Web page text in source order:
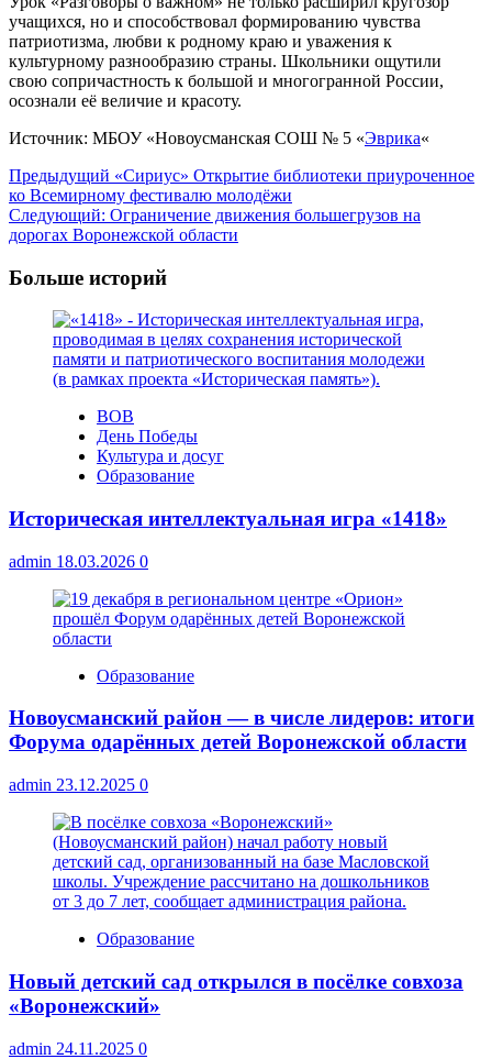
учащихся, но и способствовал формированию чувства
патриотизма, любви к родному краю и уважения к
культурному разнообразию страны. Школьники ощутили
свою сопричастность к большой и многогранной России,
осознали её величие и красоту.
Источник: МБОУ «Новоусманская СОШ № 5 «Эврика«
Навигация
записи
Предыдущий «Сириус» Открытие библиотеки приуроченное
ко Всемирному фестивалю молодёжи
Следующий: Ограничение движения большегрузов на
дорогах Воронежской области
Больше историй
ВОВ
День Победы
Культура и досуг
Образование
Историческая интеллектуальная игра «1418»
admin 18.03.2026 0
Образование
Новоусманский район — в числе лидеров: итоги
Форума одарённых детей Воронежской области
admin 23.12.2025 0
Образование
Новый детский сад открылся в посёлке совхоза
«Воронежский»
admin 24.11.2025 0